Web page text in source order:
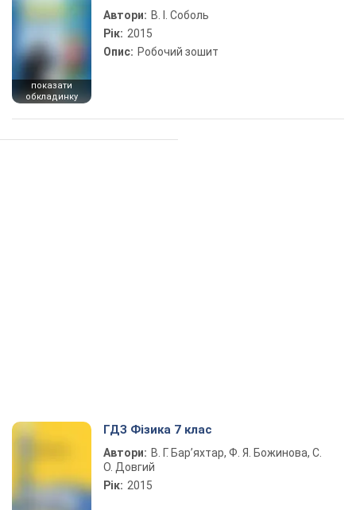
показати
обкладинку
Автори: В. І. Соболь
Рік: 2015
Опис: Робочий зошит
ГДЗ Фізика 7 клас
Автори: В. Г. Бар’яхтар, Ф. Я. Божинова, С.
О. Довгий
Рік: 2015